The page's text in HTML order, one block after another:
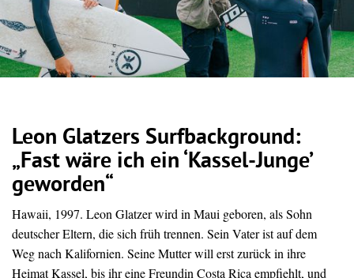
Leon Glatzers Surfbackground:
„Fast wäre ich ein ‘Kassel-Junge’
geworden“
Hawaii, 1997. Leon Glatzer wird in Maui geboren, als Sohn
deutscher Eltern, die sich früh trennen. Sein Vater ist auf dem
Weg nach Kalifornien. Seine Mutter will erst zurück in ihre
Heimat Kassel, bis ihr eine Freundin Costa Rica empfiehlt, und